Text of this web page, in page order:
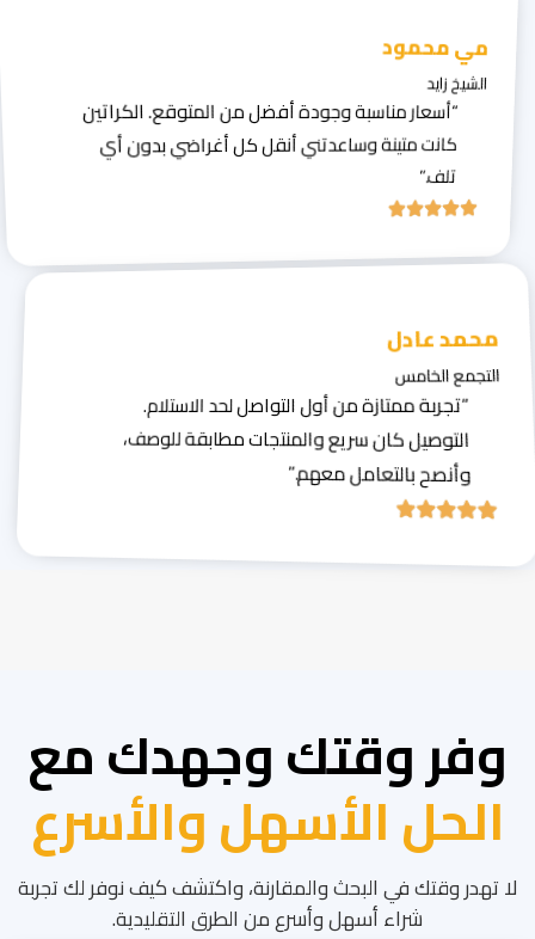
مي محمود
الشيخ زايد
“أسعار مناسبة وجودة أفضل من المتوقع. الكراتين
كانت متينة وساعدتني أنقل كل أغراضي بدون أي
تلف.”
محمد عادل
التجمع الخامس
“تجربة ممتازة من أول التواصل لحد الاستلام.
التوصيل كان سريع والمنتجات مطابقة للوصف،
وأنصح بالتعامل معهم.”
وفر وقتك وجهدك مع
الحل الأسهل والأسرع
لا تهدر وقتك في البحث والمقارنة، واكتشف كيف نوفر لك تجربة
شراء أسهل وأسرع من الطرق التقليدية.